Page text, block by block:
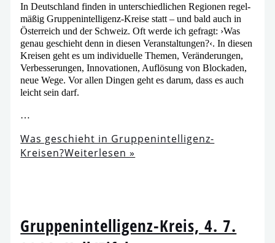
In Deutschland fin­den in unter­schied­li­chen Regionen regel­
mä­ßig Gruppenintelligenz-Kreise statt – und bald auch in
Österreich und der Schweiz. Oft wer­de ich gefragt: ›Was
genau geschieht denn in die­sen Veranstaltungen?‹. In die­sen
Kreisen geht es um indi­vi­du­el­le Themen, Veränderungen,
Verbesserungen, Innovationen, Auflösung von Blockaden,
neue Wege. Vor allen Dingen geht es dar­um, dass es auch
leicht sein darf.
…
Was geschieht in Gruppenintelligenz-
Kreisen?Weiterlesen »
Gruppenintelligenz-Kreis, 4. 7.